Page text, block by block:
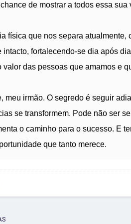
de mostrar a todos essa sua
física que nos separa
intacto, fortalecendo-se dia após
valor das pessoas que amamos e
meu irmão. O segredo é seguir
se transformem. Pode não ser
o caminho para o sucesso. E
que tanto merece.